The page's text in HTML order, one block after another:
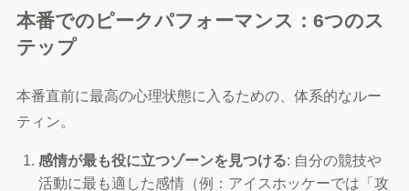
本番でのピークパフォーマンス：6つのス
テップ
本番直前に最高の心理状態に入るための、体系的なルー
ティン。
感情が最も役に立つゾーンを見つける: 自分の競技や
活動に最も適した感情（例：アイスホッケーでは「攻